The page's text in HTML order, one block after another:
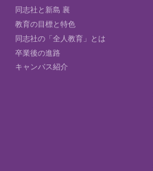
同志社と新島 襄
教育の目標と特色
同志社の「全人教育」とは
卒業後の進路
キャンパス紹介